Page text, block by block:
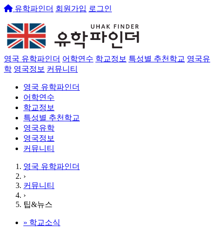
유학파인더 회원가입 로그인
영국 유학파인더 어학연수 학교정보 특성별 추천학교 영국유
학 영국정보 커뮤니티
영국 유학파인더
어학연수
학교정보
특성별 추천학교
영국유학
영국정보
커뮤니티
영국 유학파인더
›
커뮤니티
›
팁&뉴스
» 학교소식